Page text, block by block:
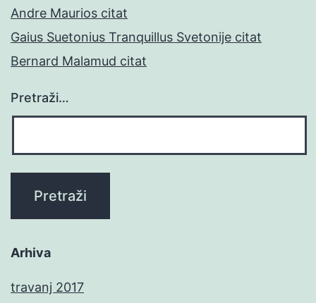
Andre Maurios citat
Gaius Suetonius Tranquillus Svetonije citat
Bernard Malamud citat
Pretraži…
Arhiva
travanj 2017